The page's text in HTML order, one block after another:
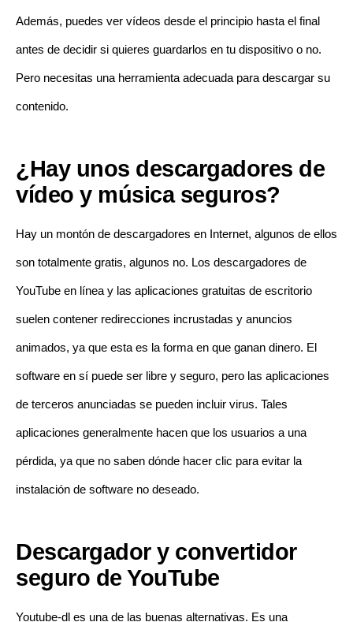
Además, puedes ver vídeos desde el principio hasta el final
antes de decidir si quieres guardarlos en tu dispositivo o no.
Pero necesitas una herramienta adecuada para descargar su
contenido.
¿Hay unos descargadores de
vídeo y música seguros?
Hay un montón de descargadores en Internet, algunos de ellos
son totalmente gratis, algunos no. Los descargadores de
YouTube en línea y las aplicaciones gratuitas de escritorio
suelen contener redirecciones incrustadas y anuncios
animados, ya que esta es la forma en que ganan dinero. El
software en sí puede ser libre y seguro, pero las aplicaciones
de terceros anunciadas se pueden incluir virus. Tales
aplicaciones generalmente hacen que los usuarios a una
pérdida, ya que no saben dónde hacer clic para evitar la
instalación de software no deseado.
Descargador y convertidor
seguro de YouTube
Youtube-dl es una de las buenas alternativas. Es una